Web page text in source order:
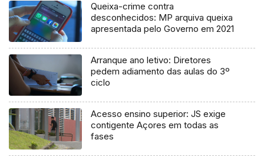
Queixa-crime contra
desconhecidos: MP arquiva queixa
apresentada pelo Governo em 2021
Arranque ano letivo: Diretores
pedem adiamento das aulas do 3º
ciclo
Acesso ensino superior: JS exige
contigente Açores em todas as
fases